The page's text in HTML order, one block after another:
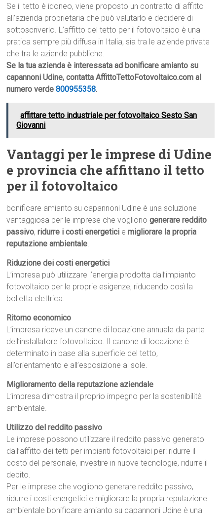
Se il tetto è idoneo, viene proposto un contratto di affitto
all’azienda proprietaria che può valutarlo e decidere di
sottoscriverlo. L’affitto del tetto per il fotovoltaico è una
pratica sempre più diffusa in Italia, sia tra le aziende private
che tra le aziende pubbliche.
Se la tua azienda è interessata ad bonificare amianto su
capannoni Udine, contatta AffittoTettoFotovoltaico.com al
numero verde800955358.
affittare tetto industriale per fotovoltaico Sesto San
Giovanni
Vantaggi per le imprese di Udine
e provincia che affittano il tetto
per il fotovoltaico
bonificare amianto su capannoni Udine è una soluzione
vantaggiosa per le imprese che voglionogenerare reddito
passivo,ridurre i costi energetici emigliorare la propria
reputazione ambientale.
Riduzione dei costi energetici
L’impresa può utilizzare l’energia prodotta dall’impianto
fotovoltaico per le proprie esigenze, riducendo così la
bolletta elettrica.
Ritorno economico
L’impresa riceve un canone di locazione annuale da parte
dell’installatore fotovoltaico. Il canone di locazione è
determinato in base alla superficie del tetto,
all’orientamento e all’esposizione al sole.
Miglioramento della reputazione aziendale
L’impresa dimostra il proprio impegno per la sostenibilità
ambientale.
Utilizzo del reddito passivo
Le imprese possono utilizzare il reddito passivo generato
dall’affitto dei tetti per impianti fotovoltaici per: ridurre il
costo del personale, investire in nuove tecnologie, ridurre il
debito.
Per le imprese che vogliono generare reddito passivo,
ridurre i costi energetici e migliorare la propria reputazione
ambientale bonificare amianto su capannoni Udine è una